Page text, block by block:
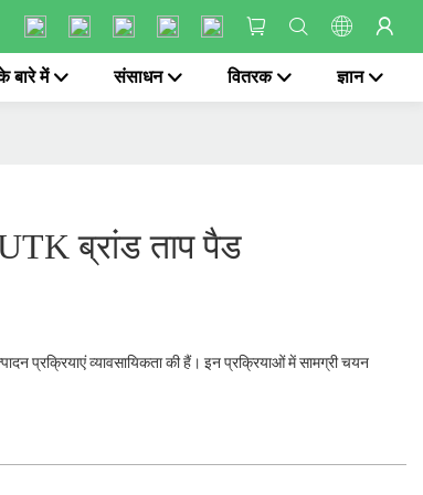
बारे में संसाधन वितरक ज्ञान
ब्रांड ताप पैड
प्रक्रियाएं व्यावसायिकता की हैं। इन प्रक्रियाओं में सामग्री चयन